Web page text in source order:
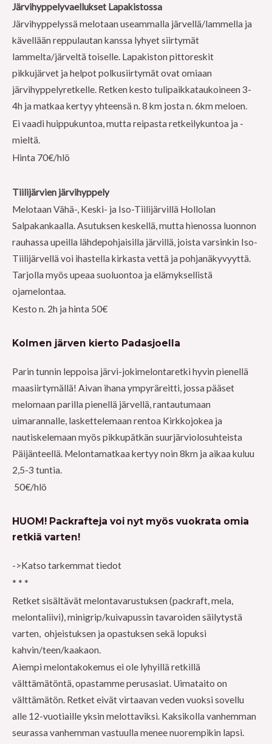
Järvihyppelyvaellukset Lapakistossa
Järvihyppelyssä melotaan useammalla järvellä/lammella ja
kävellään reppulautan kanssa lyhyet siirtymät
lammelta/järveltä toiselle. Lapakiston pittoreskit
pikkujärvet ja helpot polkusiirtymät ovat omiaan
järvihyppelyretkelle. Retken kesto tulipaikkataukoineen 3-
4h ja matkaa kertyy yhteensä n. 8 km josta n. 6km meloen.
Ei vaadi huippukuntoa, mutta reipasta retkeilykuntoa ja -
mieltä.
Hinta 70€/hlö
Tiilijärvien järvihyppely
Melotaan Vähä-, Keski- ja Iso-Tiilijärvillä Hollolan
Salpakankaalla. Asutuksen keskellä, mutta hienossa luonnon
rauhassa upeilla lähdepohjaisilla järvillä, joista varsinkin Iso-
Tiilijärvellä voi ihastella kirkasta vettä ja pohjanäkyvyyttä.
Tarjolla myös upeaa suoluontoa ja elämyksellistä
ojamelontaa.
Kesto n. 2h ja hinta 50€
Kolmen järven kierto Padasjoella
Parin tunnin leppoisa järvi-jokimelontaretki hyvin pienellä
maasiirtymällä! Aivan ihana ympyräreitti, jossa pääset
melomaan parilla pienellä järvellä, rantautumaan
uimarannalle, laskettelemaan rentoa Kirkkojokea ja
nautiskelemaan myös pikkupätkän suurjärviolosuhteista
Päijänteellä. Melontamatkaa kertyy noin 8km ja aikaa kuluu
2,5-3 tuntia.
50€/hlö
HUOM! Packrafteja voi nyt myös vuokrata omia
retkiä varten!
->Katso tarkemmat tiedot
* * *
Retket sisältävät melontavarustuksen (packraft, mela,
melontaliivi), minigrip/kuivapussin tavaroiden säilytystä
varten, ohjeistuksen ja opastuksen sekä lopuksi
kahvin/teen/kaakaon.
Aiempi melontakokemus ei ole lyhyillä retkillä
välttämätöntä, opastamme perusasiat. Uimataito on
välttämätön. Retket eivät virtaavan veden vuoksi sovellu
alle 12-vuotiaille yksin melottaviksi. Kaksikolla vanhemman
seurassa vanhemman vastuulla menee nuorempikin lapsi.